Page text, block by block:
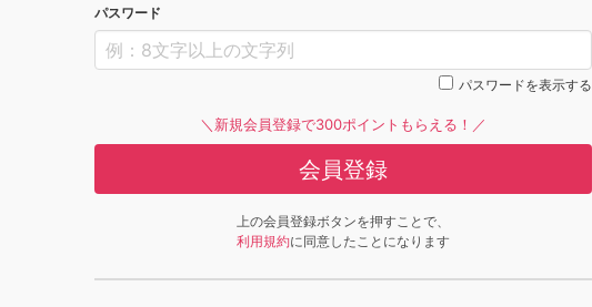
パスワード
パスワードを表示する
＼新規会員登録で300ポイントもらえる！／
会員登録
上の会員登録ボタンを押すことで、
利用規約に同意したことになります